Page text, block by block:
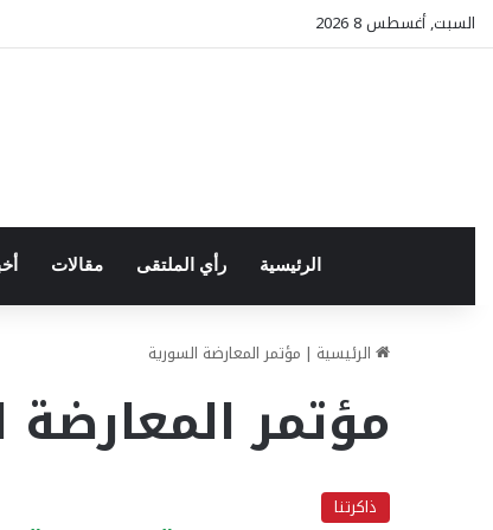
السبت, أغسطس 8 2026
الرئيسية رأي الملتقى مقالات
الرئيسية | مؤتمر المعارضة السورية
مؤتمر المعارضة
ذاكرتنا